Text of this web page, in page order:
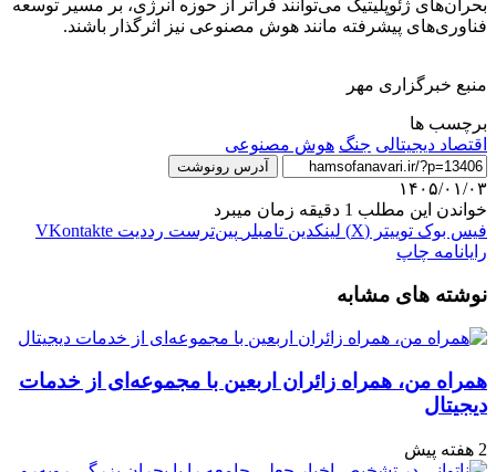
بحران‌های ژئوپلیتیک می‌توانند فراتر از حوزه انرژی، بر مسیر توسعه
فناوری‌های پیشرفته مانند هوش مصنوعی نیز اثرگذار باشند.
منبع خبرگزاری مهر
برچسب ها
اقتصاد دیجیتالی جنگ هوش مصنوعی
آدرس رونوشت
۱۴۰۵/۰۱/۰۳
خواندن این مطلب 1 دقیقه زمان میبرد
فیس بوک توییتر (X) لینکدین ‫تامبلر ‫پین‌ترست ‫رددیت ‫VKontakte
رایانامه چاپ
نوشته های مشابه
همراه من، همراه زائران اربعین با مجموعه‌ای از خدمات
دیجیتال
2 هفته پیش